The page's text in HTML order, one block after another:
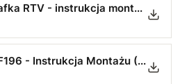
Skandynawska szafka RTV - instrukcja montażu.pdf
Szuflada 110-350 F196 - Instrukcja Montażu (1)-min.pdf